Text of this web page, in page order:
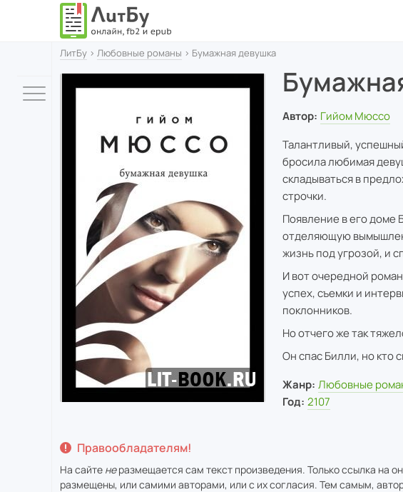
ЛитБу › Любовные романы › Бумажная девушка
Автор: Гийом Мюссо
Талантливый,
бросила любимая
складываться в
строчки.
Появление в его доме
отделяющую
жизнь под угрозой, и
И вот очередной
успех, съемки и
поклонников.
Но отчего же так
Он спас Билли, но кто
Жанр: Любовные
Год: 2107
Правообладателям!
На сайте неразмещается сам текст произведения. Только ссылка на
размещены, или самими авторами, или с их согласия. Тем самым,